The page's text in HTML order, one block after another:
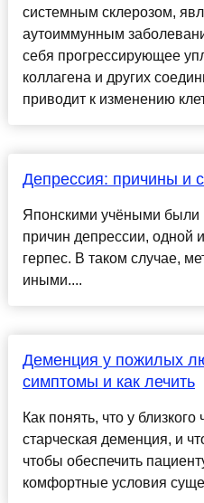
системным склерозом,
аутоиммунным
себя прогрессирующее
коллагена и других
приводит к изменению
Депрессия: причины и
Японскими учёными были
причин депрессии, одной
герпес. В таком случае,
иными....
Деменция у пожилых
симптомы и как лечить
Как понять, что у
старческая деменция, и
чтобы обеспечить
комфортные условия